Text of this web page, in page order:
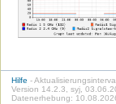
Hilfe -
Version 14.2.3, syj,
Datenerhebung: